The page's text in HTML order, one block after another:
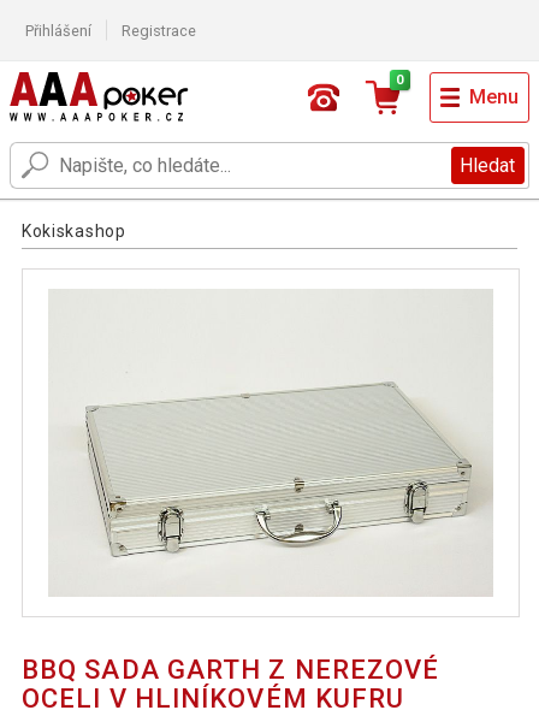
Přihlášení Registrace
Hledat
0
Menu
Kokiskashop
BBQ SADA GARTH Z NEREZOVÉ
OCELI V HLINÍKOVÉM KUFRU